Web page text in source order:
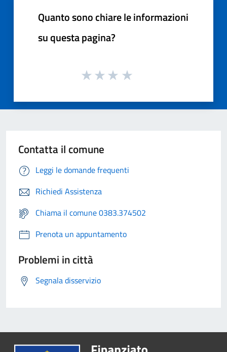
Quanto sono chiare le informazioni
su questa pagina?
Contatta il comune
Leggi le domande frequenti
Richiedi Assistenza
Chiama il comune 0383.374502
Prenota un appuntamento
Problemi in città
Segnala disservizio